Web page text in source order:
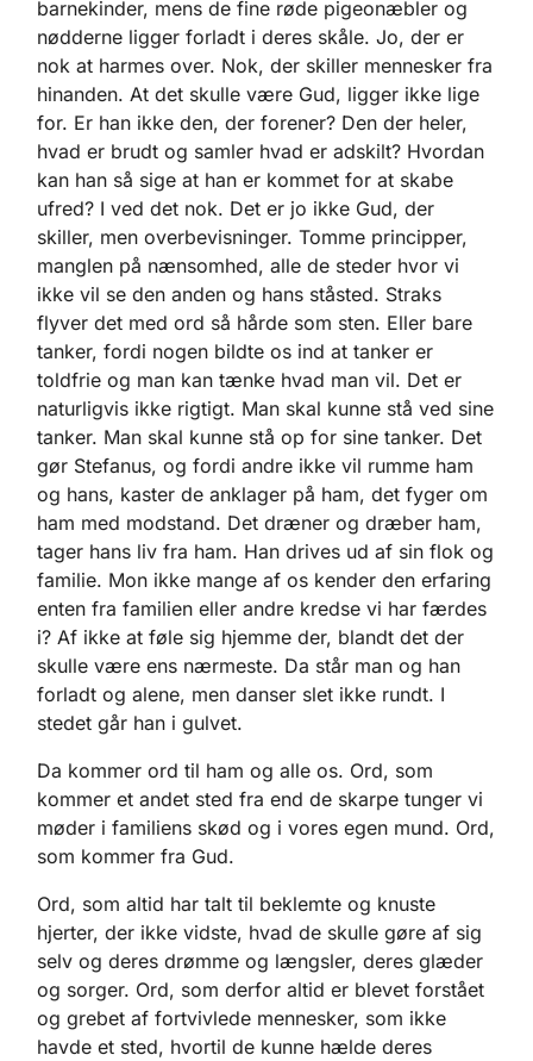
barnekinder, mens de fine røde pigeonæbler og
nødderne ligger forladt i deres skåle. Jo, der er
nok at harmes over. Nok, der skiller mennesker fra
hinanden. At det skulle være Gud, ligger ikke lige
for. Er han ikke den, der forener? Den der heler,
hvad er brudt og samler hvad er adskilt? Hvordan
kan han så sige at han er kommet for at skabe
ufred? I ved det nok. Det er jo ikke Gud, der
skiller, men overbevisninger. Tomme principper,
manglen på nænsomhed, alle de steder hvor vi
ikke vil se den anden og hans ståsted. Straks
flyver det med ord så hårde som sten. Eller bare
tanker, fordi nogen bildte os ind at tanker er
toldfrie og man kan tænke hvad man vil. Det er
naturligvis ikke rigtigt. Man skal kunne stå ved sine
tanker. Man skal kunne stå op for sine tanker. Det
gør Stefanus, og fordi andre ikke vil rumme ham
og hans, kaster de anklager på ham, det fyger om
ham med modstand. Det dræner og dræber ham,
tager hans liv fra ham. Han drives ud af sin flok og
familie. Mon ikke mange af os kender den erfaring
enten fra familien eller andre kredse vi har færdes
i? Af ikke at føle sig hjemme der, blandt det der
skulle være ens nærmeste. Da står man og han
forladt og alene, men danser slet ikke rundt. I
stedet går han i gulvet.
Da kommer ord til ham og alle os. Ord, som
kommer et andet sted fra end de skarpe tunger vi
møder i familiens skød og i vores egen mund. Ord,
som kommer fra Gud.
Ord, som altid har talt til beklemte og knuste
hjerter, der ikke vidste, hvad de skulle gøre af sig
selv og deres drømme og længsler, deres glæder
og sorger. Ord, som derfor altid er blevet forstået
og grebet af fortvivlede mennesker, som ikke
havde et sted, hvortil de kunne hælde deres